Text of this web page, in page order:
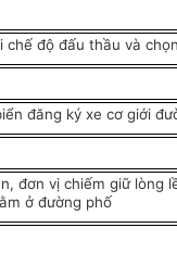
chế độ đấu thầu và
đăng ký xe cơ giới
đơn vị chiếm giữ lòng
ở đường phố